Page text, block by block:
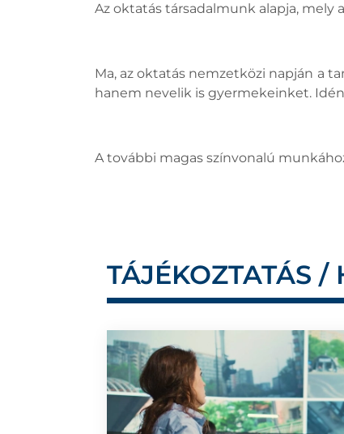
Az oktatás társadalmunk alapja, mely
Ma, az oktatás nemzetközi napján a
hanem nevelik is gyermekeinket.
A további magas színvonalú
TÁJÉKOZTATÁS /